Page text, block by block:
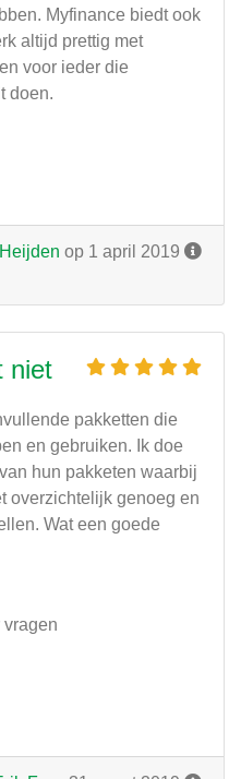
Myfinance biedt ook
altijd prettig met
voor ieder die
doen.
op 1 april 2019
niet
pakketten die
en gebruiken. Ik doe
hun pakketen waarbij
overzichtelijk genoeg en
Wat een goede